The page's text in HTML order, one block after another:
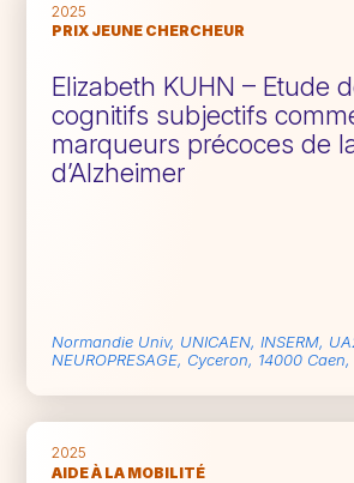
2025
PRIX JEUNE CHERCHEUR
Elizabeth KUHN – Etude
cognitifs subjectifs
marqueurs précoces de
d’Alzheimer
Normandie Univ, UNICAEN, INSERM,
NEUROPRESAGE, Cyceron, 14000
2025
AIDE À LA MOBILITÉ